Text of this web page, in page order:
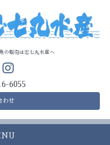
の販売は忠七丸水産へ
6055
わせ